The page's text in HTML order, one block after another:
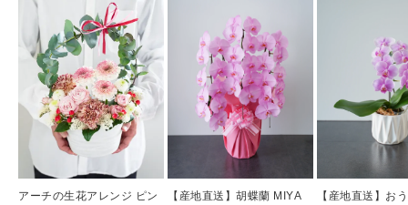
アーチの生花アレンジ ピン
【産地直送】胡蝶蘭 MIYA
【産地直送】お